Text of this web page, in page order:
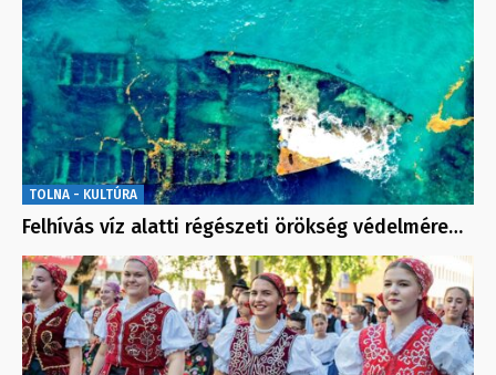
TOLNA - KULTÚRA
Felhívás víz alatti régészeti örökség védelmére…